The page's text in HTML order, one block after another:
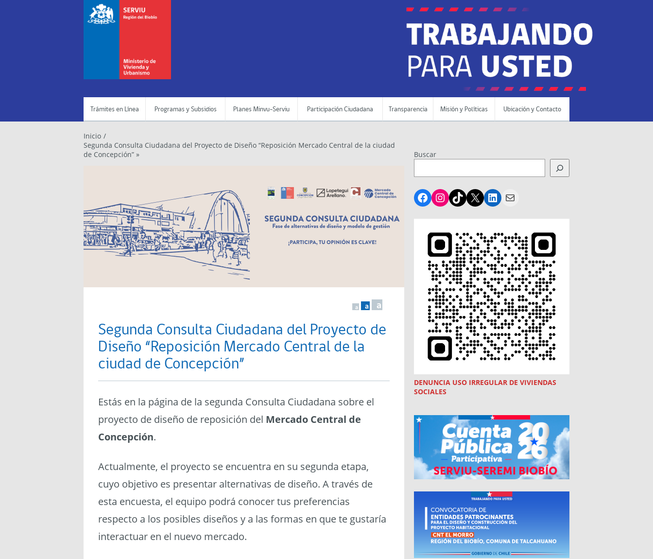
Trámites en Línea Programas y Subsidios Planes Minvu-Serviu Participación Ciudadana Transparencia Misión y Políticas Ubicación y Contacto
Inicio /
Segunda Consulta Ciudadana del Proyecto de Diseño “Reposición Mercado Central de la ciudad
de Concepción” »
a a a
Segunda Consulta Ciudadana del Proyecto de
Diseño “Reposición Mercado Central de la
ciudad de Concepción”
Estás en la página de la segunda Consulta Ciudadana sobre el
proyecto de diseño de reposición del Mercado Central de
Concepción.
Actualmente, el proyecto se encuentra en su segunda etapa,
cuyo objetivo es presentar alternativas de diseño. A través de
esta encuesta, el equipo podrá conocer tus preferencias
respecto a los posibles diseños y a las formas en que te gustaría
interactuar en el nuevo mercado.
Buscar
Facebook
Instagram
TikTok
X LinkedIn
Mail
DENUNCIA USO IRREGULAR DE VIVIENDAS
SOCIALES